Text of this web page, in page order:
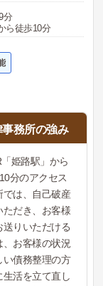
分
ら徒歩10分
務所の強み
姫路駅」から
分のアクセス
では、自己破産
ただき、お客様
りいただける
、お客様の状況
い債務整理の方
活を立て直し